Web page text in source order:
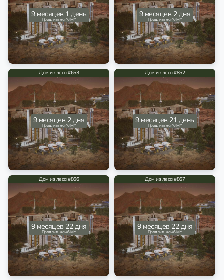
9 месяцев 1 день
Продлить на 46 MY
9 месяцев 2 дня
Продлить на 46 MY
Дом из леса #653
9 месяцев 2 дня
Продлить на 46 MY
Дом из леса #852
9 месяцев 21 день
Продлить на 46 MY
Дом из леса #866
9 месяцев 22 дня
Продлить на 46 MY
Дом из леса #867
9 месяцев 22 дня
Продлить на 46 MY